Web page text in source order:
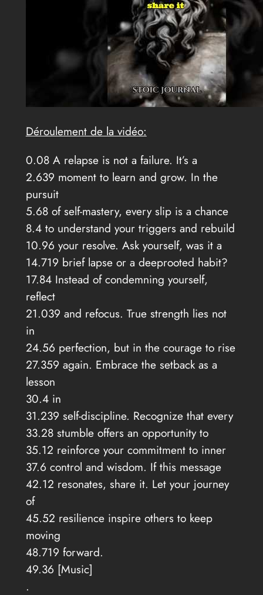
Déroulement de la vidéo:
0.08 A relapse is not a failure. It’s a
2.639 moment to learn and grow. In the
pursuit
5.68 of self-mastery, every slip is a chance
8.4 to understand your triggers and rebuild
10.96 your resolve. Ask yourself, was it a
14.719 brief lapse or a deeprooted habit?
17.84 Instead of condemning yourself,
reflect
21.039 and refocus. True strength lies not
in
24.56 perfection, but in the courage to rise
27.359 again. Embrace the setback as a
lesson
30.4 in
31.239 self-discipline. Recognize that every
33.28 stumble offers an opportunity to
35.12 reinforce your commitment to inner
37.6 control and wisdom. If this message
42.12 resonates, share it. Let your journey
of
45.52 resilience inspire others to keep
moving
48.719 forward.
49.36 [Music]
.